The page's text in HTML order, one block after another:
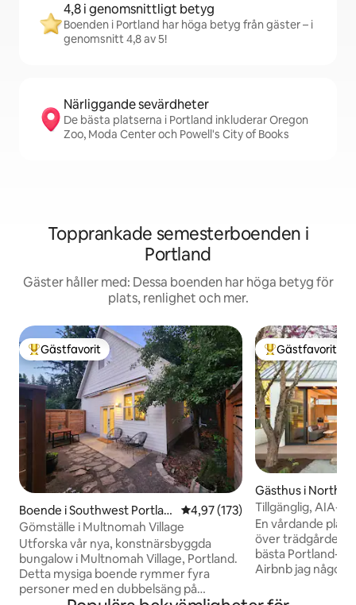
4,8 i genomsnittligt betyg
Boenden i Portland har höga betyg från gäster – i
genomsnitt 4,8 av 5!
Närliggande sevärdheter
De bästa platserna i Portland inkluderar Oregon
Zoo, Moda Center och Powell's City of Books
Topprankade semesterboenden i
Portland
Gäster håller med: Dessa boenden har höga betyg för
plats, renlighet och mer.
Populär gästfavorit
Gästfavorit
Boende i Southwest Portlan
d
4,97 av 5 i genomsnittligt
4,97 (173)
Gömställe i Multnomah Village
Utforska vår nya, konstnärsbyggda
bungalow i Multnomah Village, Portland.
Detta mysiga boende rymmer fyra
personer med en dubbelsäng på
Populär
Gästfavorit
Gästhus i North
Tillgänglig, AIA-
Garden Oasis
En vårdande
över trädgården
bästa Portland-maten.
Airbnb jag
Architects Award